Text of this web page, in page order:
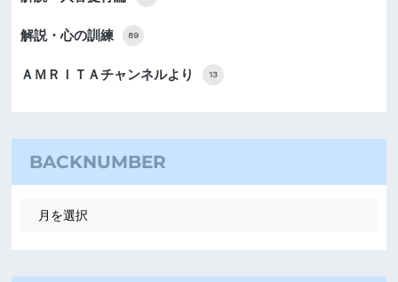
解説・心の訓練 89
ＡＭＲＩＴＡチャンネルより 13
BACKNUMBER